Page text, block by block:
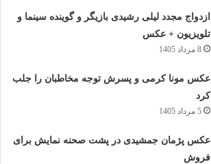
ازدواج مجدد لیلی رشیدی بازیگر و گوینده سینما و
تلویزیون + عکس
8 مرداد 1405
عکس مونا کرمی و پسرش توجه مخاطبان را جلب
کرد
5 مرداد 1405
عکس پژمان جمشیدی در پشت صحنه نمایش برای
فروش